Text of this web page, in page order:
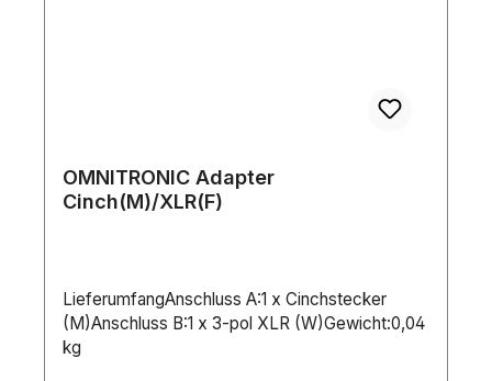
OMNITRONIC Adapter
Cinch(M)/XLR(F)
LieferumfangAnschluss A:1 x Cinchstecker
(M)Anschluss B:1 x 3-pol XLR (W)Gewicht:0,04
kg